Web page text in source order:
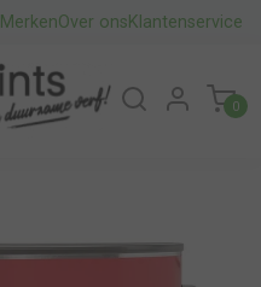
MerkenOver onsKlantenservice
0